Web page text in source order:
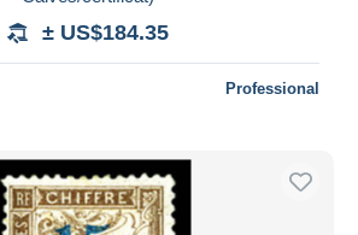
± US$184.35
Professional